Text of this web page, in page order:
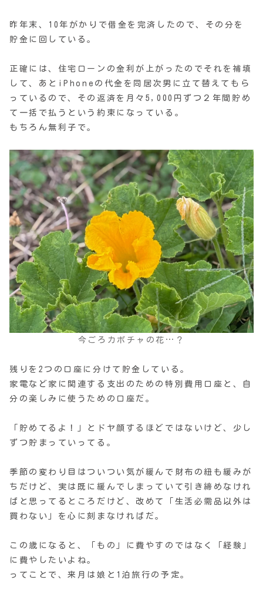
昨年末、10年がかりで借金を完済したので、その分を
貯金に回している。
正確には、住宅ローンの金利が上がったのでそれを補填
して、あとiPhoneの代金を同居次男に立て替えてもら
っているので、その返済を月々5,000円ずつ２年間貯め
て一括で払うという約束になっている。
もちろん無利子で。
今ごろカボチャの花…？
残りを2つの口座に分けて貯金している。
家電など家に関連する支出のための特別費用口座と、自
分の楽しみに使うための口座だ。
「貯めてるよ！」とドヤ顔するほどではないけど、少し
ずつ貯まっていってる。
季節の変わり目はついつい気が緩んで財布の紐も緩みが
ちだけど、実は既に緩んでしまっていて引き締めなけれ
ばと思ってるところだけど、改めて「生活必需品以外は
買わない」を心に刻まなければだ。
この歳になると、「もの」に費やすのではなく「経験」
に費やしたいよね。
ってことで、来月は娘と1泊旅行の予定。